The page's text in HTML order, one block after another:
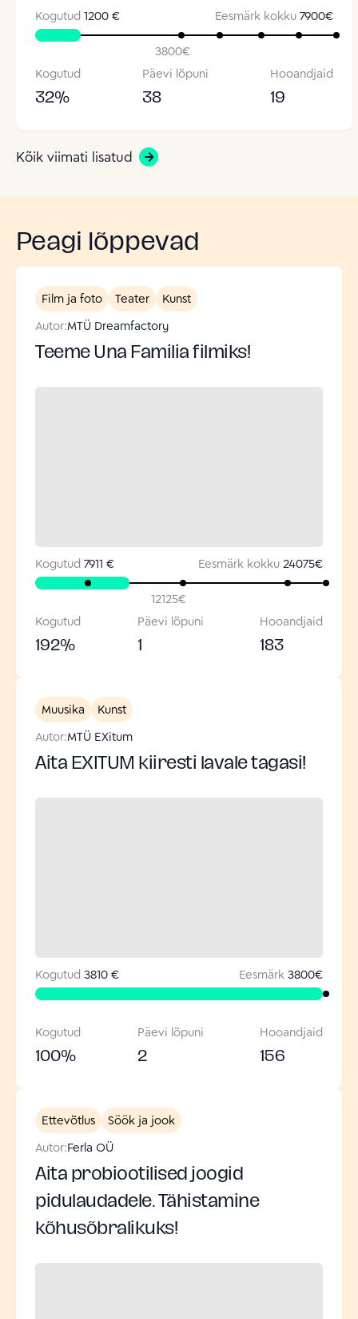
Kogutud 1200 € Eesmärk kokku 7900€
3800€
Kogutud
32%
Päevi lõpuni
38
Hooandjaid
19
Kõik viimati lisatud
Peagi lõppevad
Film ja foto Teater
Kunst
Autor:MTÜ Dreamfactory
Teeme Una Familia filmiks!
Kogutud 7911 € Eesmärk kokku 24075€
12125€
Kogutud
192%
Päevi lõpuni
1
Hooandjaid
183
Muusika
Kunst
Autor:MTÜ EXitum
Aita EXITUM kiiresti lavale tagasi!
Kogutud 3810 € Eesmärk 3800€
Kogutud
100%
Päevi lõpuni
2
Hooandjaid
156
Ettevõtlus
Söök ja jook
Autor:Ferla OÜ
Aita probiootilised joogid
pidulaudadele. Tähistamine
kõhusõbralikuks!